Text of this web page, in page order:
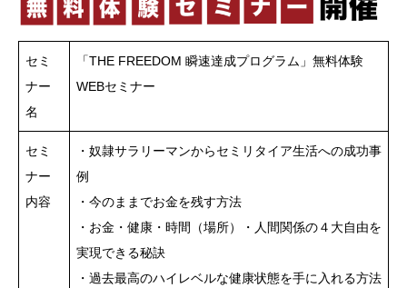
セミ
ナー
名
「THE FREEDOM 瞬速達成プログラム」無料体験
WEBセミナー
セミ
ナー
内容
・奴隷サラリーマンからセミリタイア生活への成功事
例
・今のままでお金を残す方法
・お金・健康・時間（場所）・人間関係の４大自由を
実現できる秘訣
・過去最高のハイレベルな健康状態を手に入れる方法